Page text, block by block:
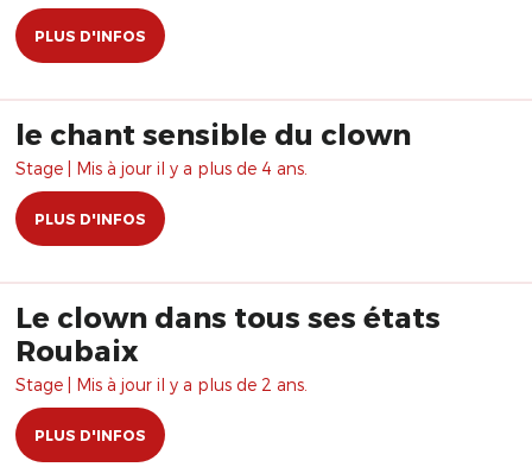
PLUS D'INFOS
le chant sensible du clown
Stage | Mis à jour il y a plus de 4 ans.
PLUS D'INFOS
Le clown dans tous ses états
Roubaix
Stage | Mis à jour il y a plus de 2 ans.
PLUS D'INFOS